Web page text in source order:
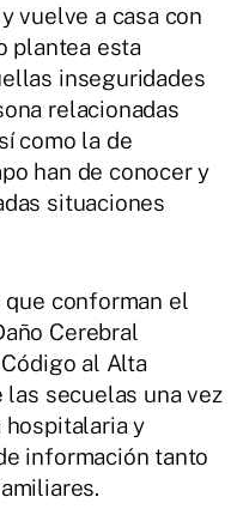
vuelve a casa con
plantea esta
inseguridades
relacionadas
como la de
han de conocer y
situaciones
conforman el
Cerebral
al Alta
secuelas una vez
hospitalaria y
información tanto